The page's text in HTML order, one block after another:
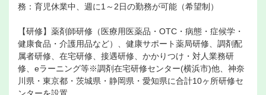
務：育児休業中、週に1～2日の勤務が可能（希望制）
【研修】薬剤師研修（医療用医薬品・OTC・病態・症候学・
健康食品・介護用品など）、健康サポート薬局研修、調剤配
属者研修、在宅研修、接遇研修、かかりつけ・対人業務研
修、eラーニング等※調剤在宅研修センター(横浜市)他、神奈
川県・東京都・茨城県・静岡県・愛知県に合計10ヶ所研修セ